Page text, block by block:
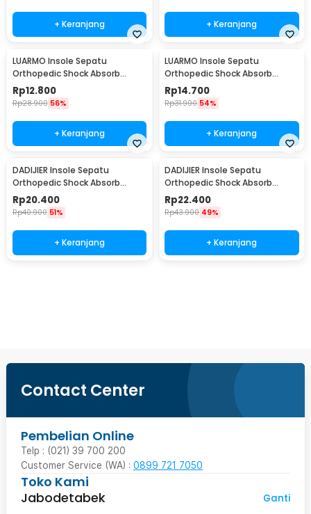
+ Keranjang + Keranjang
LUARMO Insole Sepatu
Orthopedic Shock Absorb
Cushioned EVA Foam M - L3
Rp12.800
Rp28.900 56%
+ Keranjang
LUARMO Insole Sepatu
Orthopedic Shock Absorb
Cushioned EVA Foam L - L3
Rp14.700
Rp31.900 54%
+ Keranjang
DADIJIER Insole Sepatu
Orthopedic Shock Absorb
Silicone Gel M - KYL
Rp20.400
Rp40.900 51%
+ Keranjang
DADIJIER Insole Sepatu
Orthopedic Shock Absorb
Silicone Gel L - KYL
Rp22.400
Rp43.900 49%
+ Keranjang
Contact Center
Pembelian Online
Telp : (021) 39 700 200
Customer Service (WA) : 0899 721 7050
Toko Kami
Jabodetabek
Ganti